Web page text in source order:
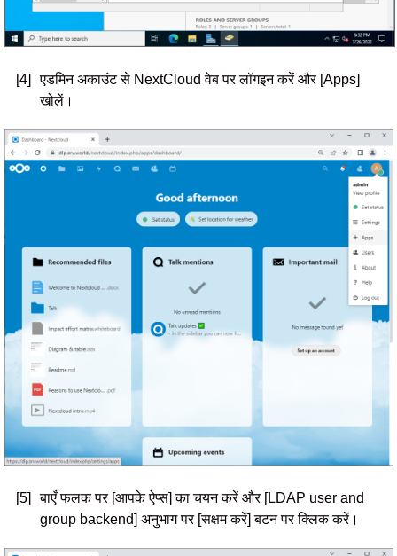
[4]
एडमिन अकाउंट से NextCloud वेब पर लॉगइन करें और [Apps]
खोलें।
[5]
बाएँ फलक पर [आपके ऐप्स] का चयन करें और [LDAP user and
group backend] अनुभाग पर [सक्षम करें] बटन पर क्लिक करें।